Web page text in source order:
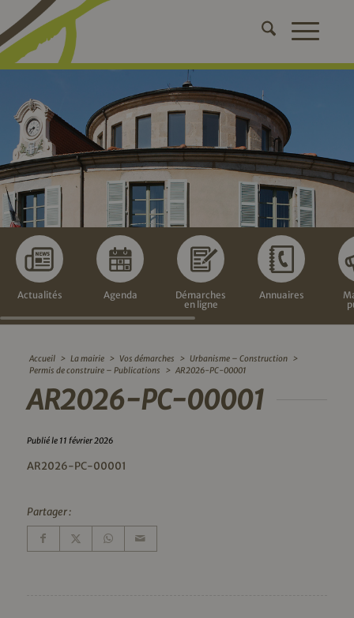
Actualités Agenda
Démarches
en ligne
Annuaires
Accueil > La mairie > Vos démarches > Urbanisme – Construction >
Permis de construire – Publications
> AR2026-PC-00001
AR2026-PC-00001
Publié le 11 février 2026
AR2026-PC-00001
Partager :